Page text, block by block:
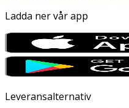
Ladda ner vår app
Leveransalternativ